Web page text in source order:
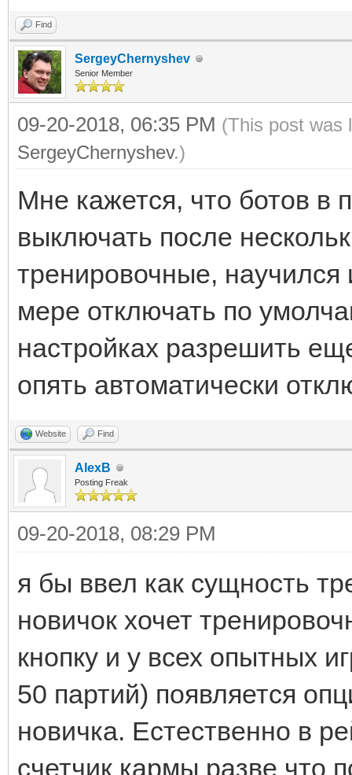
Find
SergeyChernyshev
Senior Member
09-20-2018, 06:35 PM (This post was
SergeyChernyshev.)
Мне кажется, что ботов в
выключать после
тренировочные, научился
мере отключать по
настройках разрешить
опять автоматически
Website Find
AlexB
Posting Freak
09-20-2018, 08:29 PM
я бы ввел как сущность
новичок хочет
кнопку и у всех опытных
50 партий) появляется
новичка. Естественно в
счетчик кармы разве что